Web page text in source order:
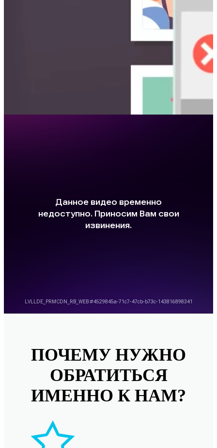
ПОЧЕМУ НУЖНО
ОБРАТИТЬСЯ
ИМЕННО К НАМ?